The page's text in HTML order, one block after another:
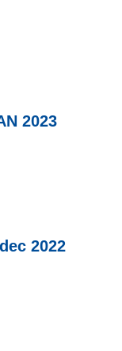
2023
2022